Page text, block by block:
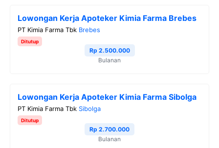
Lowongan Kerja Apoteker Kimia Farma Brebes
PT Kimia Farma Tbk Brebes
Ditutup
Rp 2.500.000
Bulanan
Lowongan Kerja Apoteker Kimia Farma Sibolga
PT Kimia Farma Tbk Sibolga
Ditutup
Rp 2.700.000
Bulanan